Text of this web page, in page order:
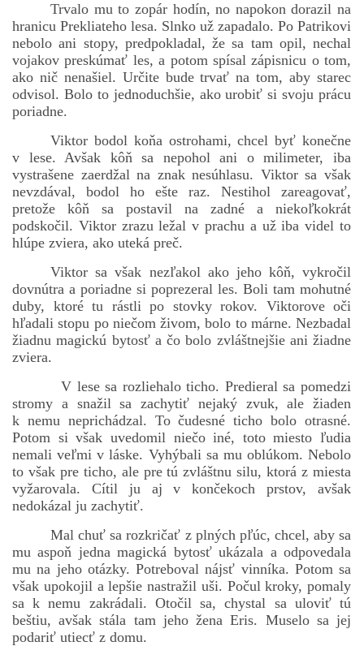
Trvalo mu to zopár hodín, no napokon dorazil na
hranicu Prekliateho lesa. Slnko už zapadalo. Po Patrikovi
nebolo ani stopy, predpokladal, že sa tam opil, nechal
vojakov preskúmať les, a potom spísal zápisnicu o tom,
ako nič nenašiel. Určite bude trvať na tom, aby starec
odvisol. Bolo to jednoduchšie, ako urobiť si svoju prácu
poriadne.
Viktor bodol koňa ostrohami, chcel byť konečne
v lese. Avšak kôň sa nepohol ani o milimeter, iba
vystrašene zaerdžal na znak nesúhlasu. Viktor sa však
nevzdával, bodol ho ešte raz. Nestihol zareagovať,
pretože kôň sa postavil na zadné a niekoľkokrát
podskočil. Viktor zrazu ležal v prachu a už iba videl to
hlúpe zviera, ako uteká preč.
Viktor sa však nezľakol ako jeho kôň, vykročil
dovnútra a poriadne si poprezeral les. Boli tam mohutné
duby, ktoré tu rástli po stovky rokov. Viktorove oči
hľadali stopu po niečom živom, bolo to márne. Nezbadal
žiadnu magickú bytosť a čo bolo zvláštnejšie ani žiadne
zviera.
V lese sa rozliehalo ticho. Predieral sa pomedzi
stromy a snažil sa zachytiť nejaký zvuk, ale žiaden
k nemu neprichádzal. To čudesné ticho bolo otrasné.
Potom si však uvedomil niečo iné, toto miesto ľudia
nemali veľmi v láske. Vyhýbali sa mu oblúkom. Nebolo
to však pre ticho, ale pre tú zvláštnu silu, ktorá z miesta
vyžarovala. Cítil ju aj v končekoch prstov, avšak
nedokázal ju zachytiť.
Mal chuť sa rozkričať z plných pľúc, chcel, aby sa
mu aspoň jedna magická bytosť ukázala a odpovedala
mu na jeho otázky. Potreboval nájsť vinníka. Potom sa
však upokojil a lepšie nastražil uši. Počul kroky, pomaly
sa k nemu zakrádali. Otočil sa, chystal sa uloviť tú
beštiu, avšak stála tam jeho žena Eris. Muselo sa jej
podariť utiecť z domu.